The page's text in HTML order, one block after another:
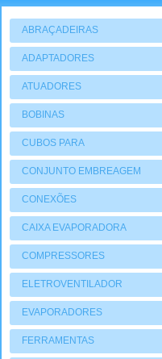
ABRAÇADEIRAS
ADAPTADORES
ATUADORES
PNEUMATIOCOS
BOBINAS
CUBOS PARA
COMPRESSORES
CONJUNTO EMBREAGEM
CONEXÕES
CAIXA EVAPORADORA
COMPRESSORES
ELETROVENTILADOR
EVAPORADORES
FERRAMENTAS